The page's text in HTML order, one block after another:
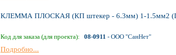
КЛЕММА ПЛОСКАЯ (КП штекер - 6.3мм) 1-1.5мм2
Код для заказа (для проекта): 08-0911 - ООО "СанНет"
Подробно...